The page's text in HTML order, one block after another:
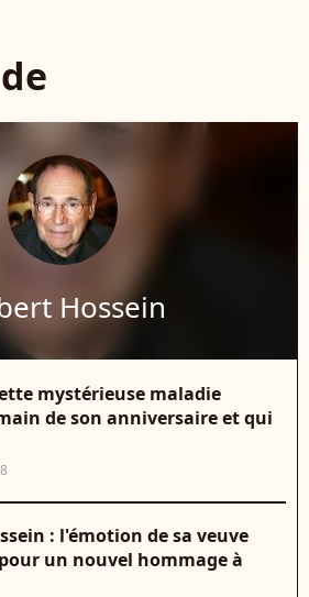
Hossein
mystérieuse maladie
de son anniversaire et qui
: l'émotion de sa veuve
un nouvel hommage à